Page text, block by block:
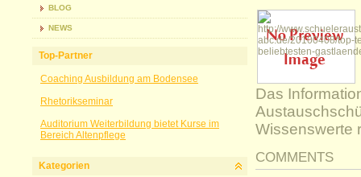
BLOG
NEWS
Top-Partner
Coaching Ausbildung am Bodensee
Rhetorikseminar
Auditorium Weiterbildung bietet Kurse im
Bereich Altenpflege
Kategorien
Das
Wissenswerte
COMMENTS